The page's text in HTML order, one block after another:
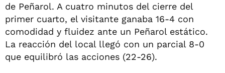
de Peñarol. A cuatro minutos del cierre del
primer cuarto, el visitante ganaba 16-4 con
comodidad y fluidez ante un Peñarol estático.
La reacción del local llegó con un parcial 8-0
que equilibró las acciones (22-26).